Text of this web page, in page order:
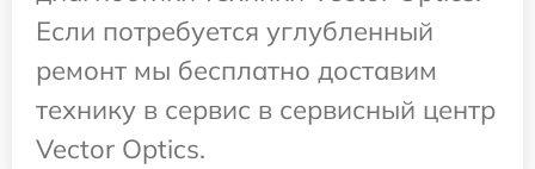
Если потребуется углубленный
ремонт мы бесплатно доставим
технику в сервис в сервисный центр
Vector Optics.